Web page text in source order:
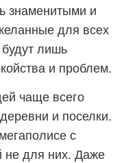
знаменитыми и
для всех
лишь
и проблем.
чаще всего
и поселки.
с
не для них. Даже